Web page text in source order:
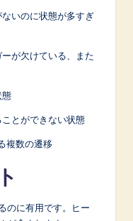
ないのに状態が多すぎ
ーが欠けている、また
態
ことができない状態
複数の遷移
のに有用です。ヒー